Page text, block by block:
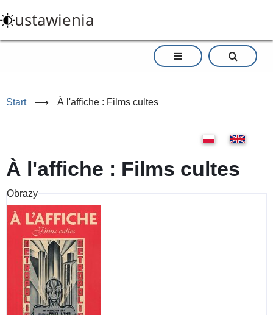
do
treści
ustawienia
Start ⟶ À l'affiche : Films cultes
À l'affiche : Films cultes
Obrazy